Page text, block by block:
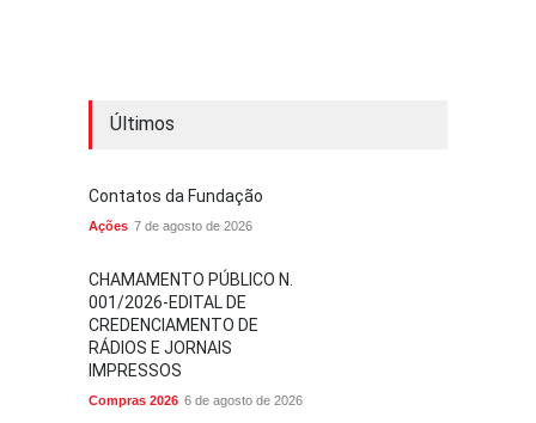
Últimos
Contatos da Fundação
Ações 7 de agosto de 2026
CHAMAMENTO PÚBLICO N.
001/2026-EDITAL DE
CREDENCIAMENTO DE
RÁDIOS E JORNAIS
IMPRESSOS
Compras 2026 6 de agosto de 2026